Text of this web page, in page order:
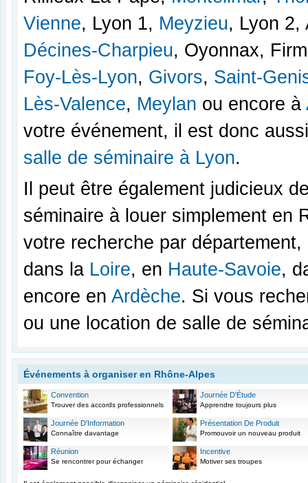
Vienne, Lyon 1, Meyzieu, Lyon
Décines-Charpieu, Oyonnax,
Foy-Lès-Lyon, Givors, Saint-
Lès-Valence, Meylan ou encore à
votre événement, il est donc
salle de séminaire à Lyon.
Il peut être également judicieux
séminaire à louer simplement en
votre recherche par
dans la Loire, en Haute-Savoie,
encore en Ardèche. Si vous
ou une location de salle de
Événements à organiser en Rhône-Alpes
Convention
Trouver des accords professionnels
Journée D'Étude
Apprendre toujours plus
Journée D'Information
Connaître davantage
Présentation De Produit
Promouvoir un nouveau produit
Réunion
Se rencontrer pour échanger
Incentive
Motiver ses troupes